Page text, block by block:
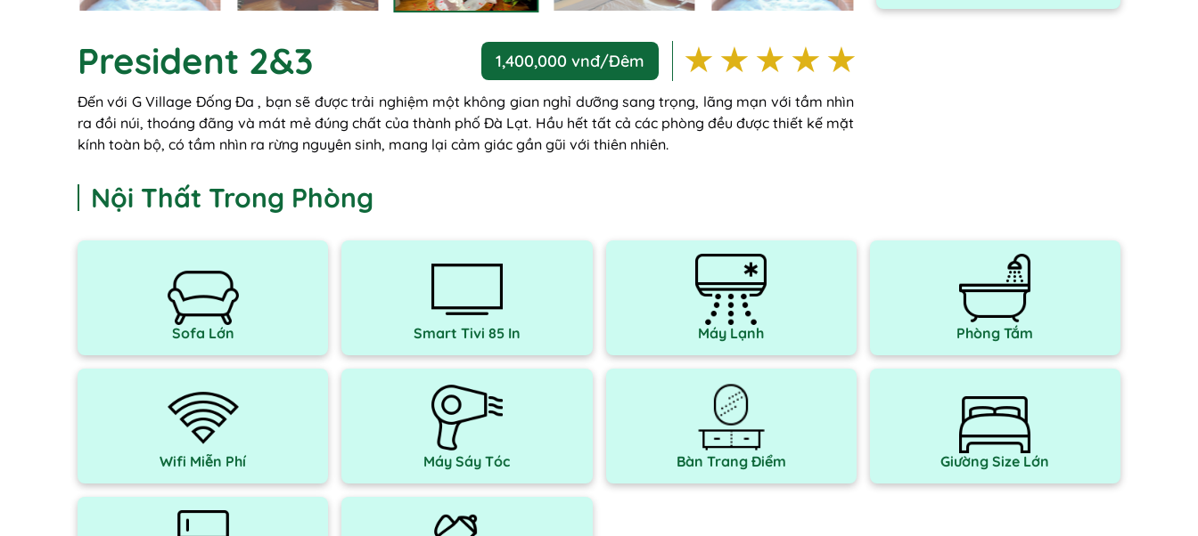
President 2&3 1,400,000 vnđ/Đêm 2 stars
3 stars
4 stars
5 stars
Đến với G Village Đống Đa , bạn sẽ được trải nghiệm một không gian nghỉ dưỡng sang trọng, lãng mạn với tầm nhìn
ra đồi núi, thoáng đãng và mát mẻ đúng chất của thành phố Đà Lạt. Hầu hết tất cả các phòng đều được thiết kế mặt
kính toàn bộ, có tầm nhìn ra rừng nguyên sinh, mang lại cảm giác gần gũi với thiên nhiên.
Nội Thất Trong Phòng
Sofa Lớn Smart Tivi 85 In Máy Lạnh Phòng Tắm
Wifi Miễn Phí Máy Sáy Tóc Bàn Trang Điểm Giường Size Lớn